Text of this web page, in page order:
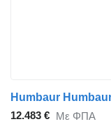
12.483 € Με ΦΠΑ